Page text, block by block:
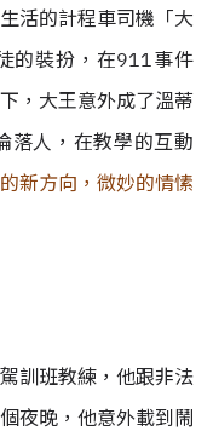
活的計程車司機「大
的裝扮，在911事件
，大王意外成了溫蒂
落人，在教學的互動
新方向，微妙的情愫
訓班教練，他跟非法
夜晚，他意外載到鬧